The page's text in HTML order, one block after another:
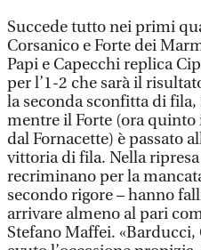
Succede tutto nei primi
Corsanico e Forte dei
Papi e Capecchi replica
per l’1-2 che sarà il
la seconda sconfitta di
mentre il Forte (ora quinto
dal Fornacette) è passato
vittoria di fila. Nella ripresa
recriminano per la
secondo rigore – hanno
arrivare almeno al pari
Stefano Maffei.